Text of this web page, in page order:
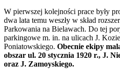
W pierwszej kolejności prace były
dwa lata temu weszły w skład
Parkowania na Bielawach. Do tej
parkingowe m. in. na ulicach J.
Poniatowskiego. Obecnie ekipy
obszar ul. 20 stycznia 1920 r., J.
oraz J. Zamoyskiego.